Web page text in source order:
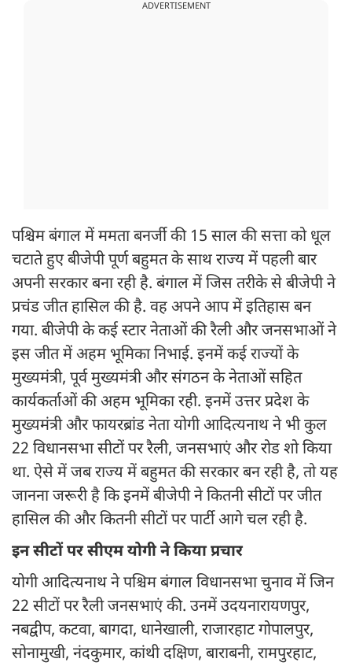
ADVERTISEMENT
पश्चिम बंगाल में ममता बनर्जी की 15 साल की सत्ता को धूल
चटाते हुए बीजेपी पूर्ण बहुमत के साथ राज्य में पहली बार
अपनी सरकार बना रही है. बंगाल में जिस तरीके से बीजेपी ने
प्रचंड जीत हासिल की है. वह अपने आप में इतिहास बन
गया. बीजेपी के कई स्टार नेताओं की रैली और जनसभाओं ने
इस जीत में अहम भूमिका निभाई. इनमें कई राज्यों के
मुख्यमंत्री, पूर्व मुख्यमंत्री और संगठन के नेताओं सहित
कार्यकर्ताओं की अहम भूमिका रही. इनमें उत्तर प्रदेश के
मुख्यमंत्री और फायरब्रांड नेता योगी आदित्यनाथ ने भी कुल
22 विधानसभा सीटों पर रैली, जनसभाएं और रोड शो किया
था. ऐसे में जब राज्य में बहुमत की सरकार बन रही है, तो यह
जानना जरूरी है कि इनमें बीजेपी ने कितनी सीटों पर जीत
हासिल की और कितनी सीटों पर पार्टी आगे चल रही है.
इन सीटों पर सीएम योगी ने किया प्रचार
योगी आदित्यनाथ ने पश्चिम बंगाल विधानसभा चुनाव में जिन
22 सीटों पर रैली जनसभाएं की. उनमें उदयनारायणपुर,
नबद्वीप, कटवा, बागदा, धानेखाली, राजारहाट गोपालपुर,
सोनामुखी, नंदकुमार, कांथी दक्षिण, बाराबनी, रामपुरहाट,